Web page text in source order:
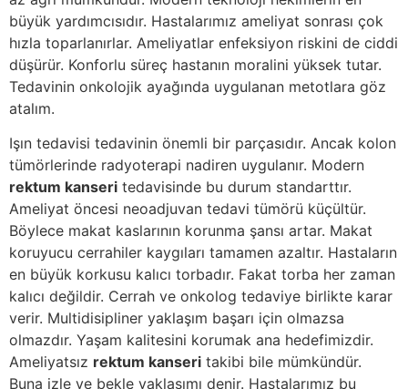
büyük yardımcısıdır. Hastalarımız ameliyat sonrası çok
hızla toparlanırlar. Ameliyatlar enfeksiyon riskini de ciddi
düşürür. Konforlu süreç hastanın moralini yüksek tutar.
Tedavinin onkolojik ayağında uygulanan metotlara göz
atalım.
Işın tedavisi tedavinin önemli bir parçasıdır. Ancak kolon
tümörlerinde radyoterapi nadiren uygulanır. Modern
rektum kanseri tedavisinde bu durum standarttır.
Ameliyat öncesi neoadjuvan tedavi tümörü küçültür.
Böylece makat kaslarının korunma şansı artar. Makat
koruyucu cerrahiler kaygıları tamamen azaltır. Hastaların
en büyük korkusu kalıcı torbadır. Fakat torba her zaman
kalıcı değildir. Cerrah ve onkolog tedaviye birlikte karar
verir. Multidisipliner yaklaşım başarı için olmazsa
olmazdır. Yaşam kalitesini korumak ana hedefimizdir.
Ameliyatsız rektum kanseri takibi bile mümkündür.
Buna izle ve bekle yaklaşımı denir. Hastalarımız bu